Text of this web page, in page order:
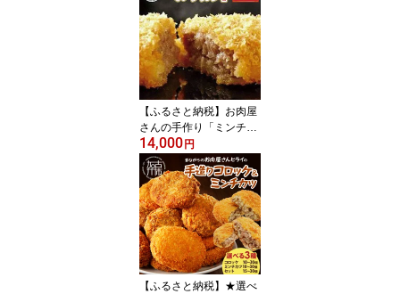
ベーゼコロッケ 甘十郎さ
つまいもコロッケ お肉屋
さんのコロッケ トリュフ
贈答用 ギフト プレゼン
ト 贈り物 》
【ふるさと納税】お肉屋
さんの手作り「ミンチカ
ツ」(銘柄牛ミンチ使用)
《ミンチカツ 20個 福良
冷凍ミンチカツ ブランド
牛 国産牛 加古川牛 志方
牛》
14,000円
【ふるさと納税】★選べ